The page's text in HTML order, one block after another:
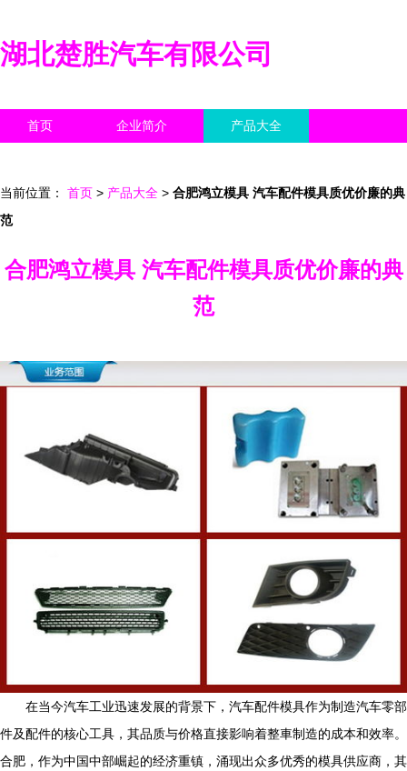
湖北楚胜汽车有限公司
首页 企业简介 产品大全
当前位置： 首页 > 产品大全 > 合肥鸿立模具 汽车配件模具质优价廉的典
范
合肥鸿立模具 汽车配件模具质优价廉的典
范
在当今汽车工业迅速发展的背景下，汽车配件模具作为制造汽车零部
件及配件的核心工具，其品质与价格直接影响着整車制造的成本和效率。
合肥，作为中国中部崛起的经济重镇，涌现出众多优秀的模具供应商，其